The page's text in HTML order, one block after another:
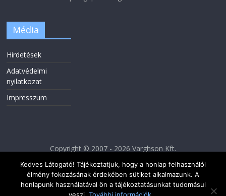
Média
Hirdetések
Adatvédelmi
nyilatkozat
Impresszum
Copyright © 2007 - 2026 Varghson Kft.
Kedves Látogató! Tájékoztatjuk, hogy a honlap felhasználói
élmény fokozásának érdekében sütiket alkalmazunk. A
honlapunk használatával ön a tájékoztatásunkat tudomásul